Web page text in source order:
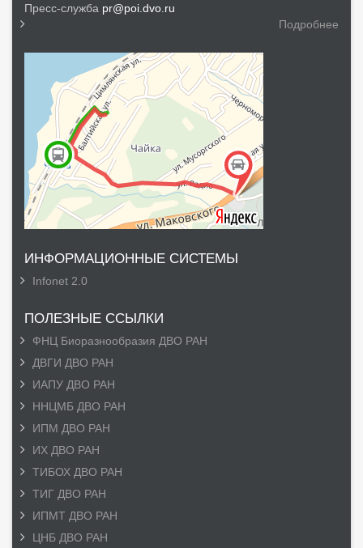
Пресс-служба pr@poi.dvo.ru
Подробнее
ИНФОРМАЦИОННЫЕ СИСТЕМЫ
Infonet 2.0
ПОЛЕЗНЫЕ ССЫЛКИ
ФНЦ Биоразнообразия ДВО РАН
ДВГИ ДВО РАН
ИАПУ ДВО РАН
ННЦМБ ДВО РАН
ИПМ ДВО РАН
ИХ ДВО РАН
ТИБОХ ДВО РАН
ТИГ ДВО РАН
ИПМТ ДВО РАН
ЦНБ ДВО РАН